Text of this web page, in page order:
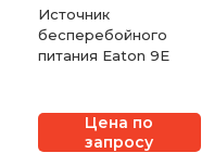
Источник
бесперебойного
питания Eaton 9E
Цена по
запросу